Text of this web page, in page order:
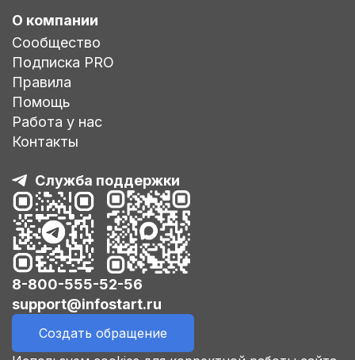
О компании
Сообщество
Подписка PRO
Правила
Помощь
Работа у нас
Контакты
Служба поддержки
8-800-555-52-56
support@infostart.ru
Создать обращение